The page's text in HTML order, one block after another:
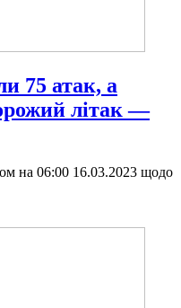
75 атак, а
літак —
на 06:00 16.03.2023 щодо